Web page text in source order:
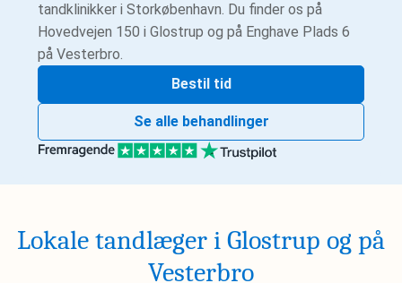
tandklinikker i Storkøbenhavn. Du finder os på
Hovedvejen 150 i Glostrup og på Enghave Plads 6
på Vesterbro.
Bestil tid
Se alle behandlinger
Lokale tandlæger i Glostrup og på
Vesterbro